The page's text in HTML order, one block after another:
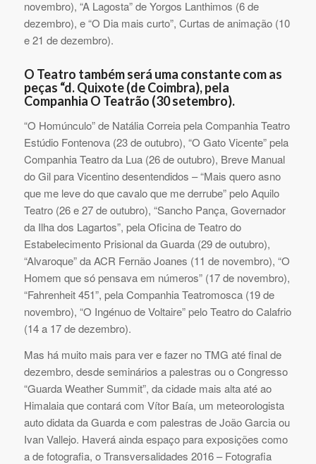
novembro), “A Lagosta” de Yorgos Lanthimos (6 de
dezembro), e “O Dia mais curto”, Curtas de animação (10
e 21 de dezembro).
O Teatro também será uma constante com as
peças “d. Quixote (de Coimbra), pela
Companhia O Teatrão (30 setembro).
“O Homúnculo” de Natália Correia pela Companhia Teatro
Estúdio Fontenova (23 de outubro), “O Gato Vicente” pela
Companhia Teatro da Lua (26 de outubro), Breve Manual
do Gil para Vicentino desentendidos – “Mais quero asno
que me leve do que cavalo que me derrube” pelo Aquilo
Teatro (26 e 27 de outubro), “Sancho Pança, Governador
da Ilha dos Lagartos”, pela Oficina de Teatro do
Estabelecimento Prisional da Guarda (29 de outubro),
“Alvaroque” da ACR Fernão Joanes (11 de novembro), “O
Homem que só pensava em números” (17 de novembro),
“Fahrenheit 451”, pela Companhia Teatromosca (19 de
novembro), “O Ingénuo de Voltaire” pelo Teatro do Calafrio
(14 a 17 de dezembro).
Mas há muito mais para ver e fazer no TMG até final de
dezembro, desde seminários a palestras ou o Congresso
“Guarda Weather Summit”, da cidade mais alta até ao
Himalaia que contará com Vítor Baía, um meteorologista
auto didata da Guarda e com palestras de João Garcia ou
Ivan Vallejo. Haverá ainda espaço para exposições como
a de fotografia, o Transversalidades 2016 – Fotografia